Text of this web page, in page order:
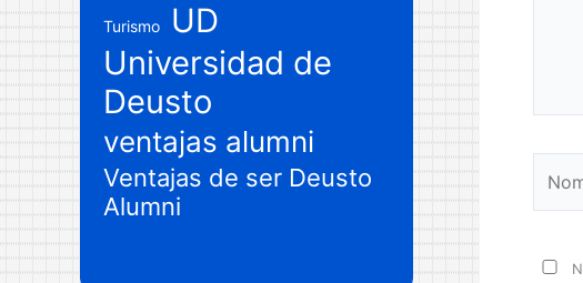
Turismo
UD
Universidad de
Deusto
ventajas alumni
Ventajas de ser Deusto
Alumni